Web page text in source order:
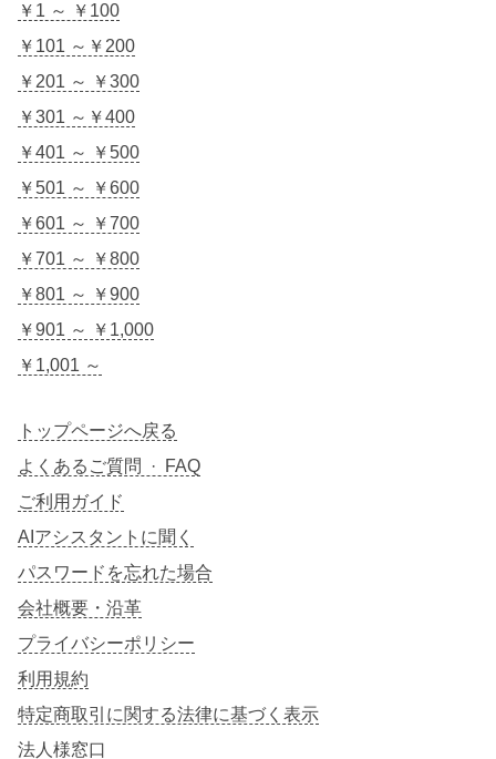
￥1 ～ ￥100
￥101 ～￥200
￥201 ～ ￥300
￥301 ～￥400
￥401 ～ ￥500
￥501 ～ ￥600
￥601 ～ ￥700
￥701 ～ ￥800
￥801 ～ ￥900
￥901 ～ ￥1,000
￥1,001 ～
トップページへ戻る
よくあるご質問 · FAQ
ご利用ガイド
AIアシスタントに聞く
パスワードを忘れた場合
会社概要・沿革
プライバシーポリシー
利用規約
特定商取引に関する法律に基づく表示
法人様窓口